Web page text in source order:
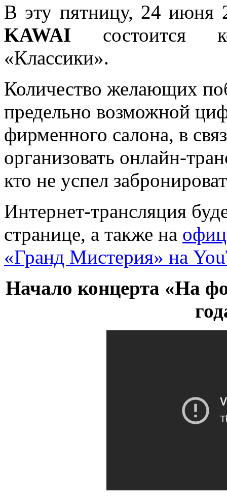
В эту пятницу, 24 июня
KAWAI состоится
«Классики».
Количество желающих
предельно возможной
фирменного салона, в
организовать онлайн-
кто не успел
Интернет-трансляция
странице, а также на
«Гранд Мистерия» на
Начало концерта «На